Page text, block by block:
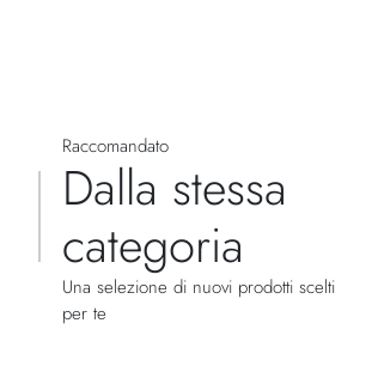
Raccomandato
Dalla stessa
categoria
Una selezione di nuovi prodotti scelti
per te